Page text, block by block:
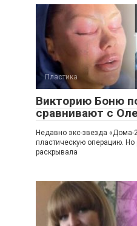
Пластика
Викторию Боню
сравнивают с
Недавно экс-звезда
пластическую операцию. Но
раскрывала